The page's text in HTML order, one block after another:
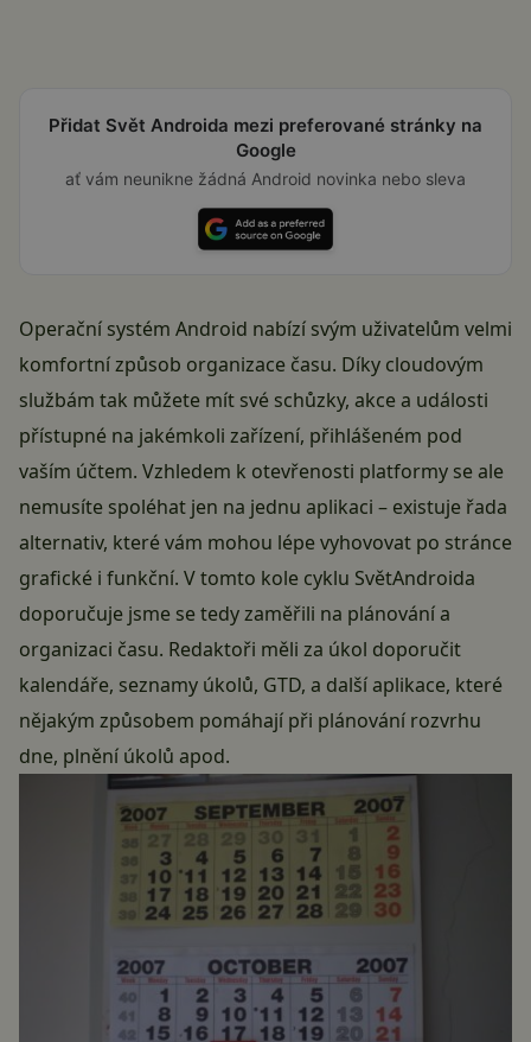
Přidat Svět Androida mezi preferované stránky na
Google
ať vám neunikne žádná Android novinka nebo sleva
Operační systém Android nabízí svým uživatelům velmi
komfortní způsob organizace času. Díky cloudovým
službám tak můžete mít své schůzky, akce a události
přístupné na jakémkoli zařízení, přihlášeném pod
vaším účtem. Vzhledem k otevřenosti platformy se ale
nemusíte spoléhat jen na jednu aplikaci – existuje řada
alternativ, které vám mohou lépe vyhovovat po stránce
grafické i funkční. V tomto kole cyklu SvětAndroida
doporučuje jsme se tedy zaměřili na plánování a
organizaci času. Redaktoři měli za úkol doporučit
kalendáře, seznamy úkolů, GTD, a další aplikace, které
nějakým způsobem pomáhají při plánování rozvrhu
dne, plnění úkolů apod.